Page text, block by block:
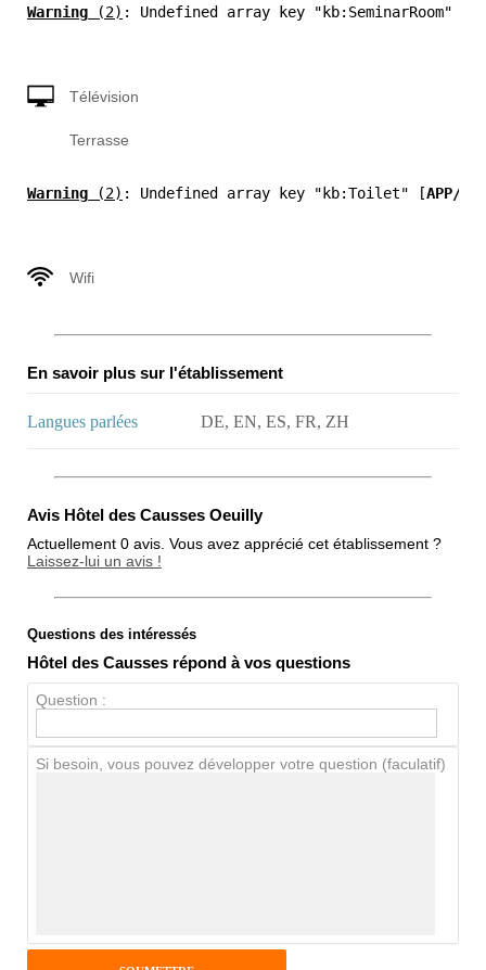
Warning (2) : Undefined array key "kb:SeminarRoom" [
Télévision
Terrasse
Warning (2) : Undefined array key "kb:Toilet" [APP/
Wifi
En savoir plus sur l'établissement
Langues parlées DE, EN, ES, FR, ZH
Avis Hôtel des Causses Oeuilly
Actuellement 0 avis. Vous avez apprécié cet établissement ?
Laissez-lui un avis !
Note globale
Questions des intéressés
Hôtel des Causses répond à vos questions
Question :
Si besoin, vous pouvez développer votre question (faculatif)